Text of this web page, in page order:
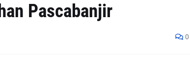
Pascabanjir
0